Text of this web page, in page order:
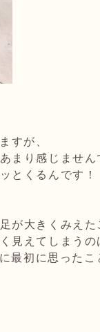
すが、
まり感じません
とくるんです！
が大きくみえ
見えてしまう
初に思ったこ